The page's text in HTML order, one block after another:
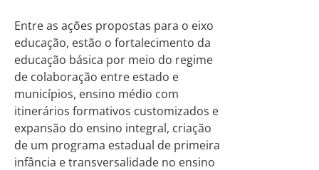
Entre as ações propostas para o eixo
educação, estão o fortalecimento da
educação básica por meio do regime
de colaboração entre estado e
municípios, ensino médio com
itinerários formativos customizados e
expansão do ensino integral, criação
de um programa estadual de primeira
infância e transversalidade no ensino